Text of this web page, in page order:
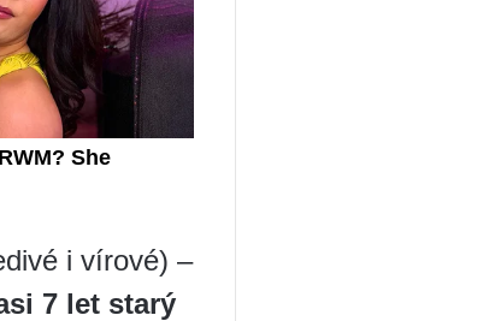
i vírové) –
7 let starý